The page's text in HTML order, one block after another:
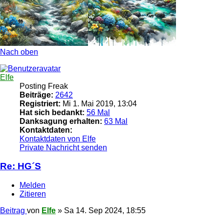
Nach oben
Elfe
Posting Freak
Beiträge: 2642
Registriert: Mi 1. Mai 2019, 13:04
Hat sich bedankt: 56 Mal
Danksagung erhalten: 63 Mal
Kontaktdaten:
Kontaktdaten von Elfe
Private Nachricht senden
Re: HG´S
Melden
Zitieren
Beitrag von Elfe » Sa 14. Sep 2024, 18:55